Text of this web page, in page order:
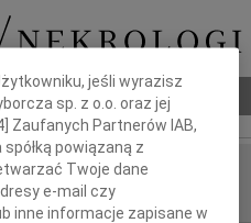
Jaworowska
jeśli wyrazisz
sp. z o.o. oraz jej
] Zaufanych Partnerów IAB,
powiązaną z
Twoje dane
e-mail czy
inne informacje zapisane w